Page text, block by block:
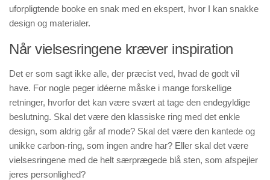
uforpligtende booke en snak med en ekspert, hvor I kan snakke
design og materialer.
Når vielsesringene kræver inspiration
Det er som sagt ikke alle, der præcist ved, hvad de godt vil
have. For nogle peger idéerne måske i mange forskellige
retninger, hvorfor det kan være svært at tage den endegyldige
beslutning. Skal det være den klassiske ring med det enkle
design, som aldrig går af mode? Skal det være den kantede og
unikke carbon-ring, som ingen andre har? Eller skal det være
vielsesringene med de helt særprægede blå sten, som afspejler
jeres personlighed?